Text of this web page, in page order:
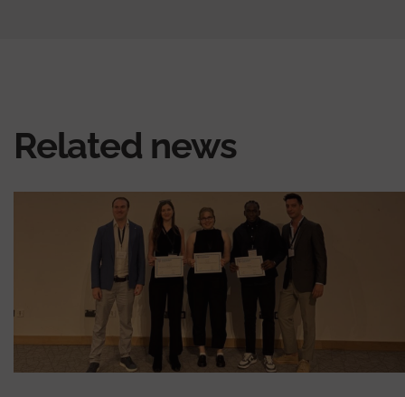
Related news